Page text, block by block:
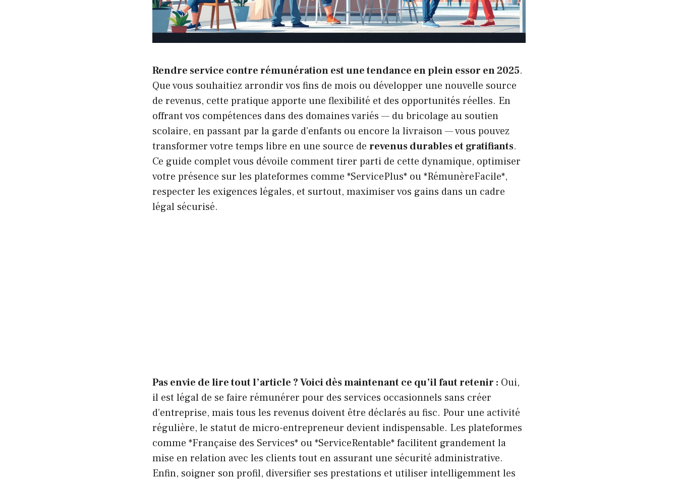
Rendre service contre rémunération est une tendance en plein essor en 2025.
Que vous souhaitiez arrondir vos fins de mois ou développer une nouvelle source
de revenus, cette pratique apporte une flexibilité et des opportunités réelles. En
offrant vos compétences dans des domaines variés — du bricolage au soutien
scolaire, en passant par la garde d’enfants ou encore la livraison — vous pouvez
transformer votre temps libre en une source de revenus durables et gratifiants.
Ce guide complet vous dévoile comment tirer parti de cette dynamique, optimiser
votre présence sur les plateformes comme *ServicePlus* ou *RémunèreFacile*,
respecter les exigences légales, et surtout, maximiser vos gains dans un cadre
légal sécurisé.
Pas envie de lire tout l’article ? Voici dès maintenant ce qu’il faut retenir : Oui,
il est légal de se faire rémunérer pour des services occasionnels sans créer
d’entreprise, mais tous les revenus doivent être déclarés au fisc. Pour une activité
régulière, le statut de micro-entrepreneur devient indispensable. Les plateformes
comme *Française des Services* ou *ServiceRentable* facilitent grandement la
mise en relation avec les clients tout en assurant une sécurité administrative.
Enfin, soigner son profil, diversifier ses prestations et utiliser intelligemment les